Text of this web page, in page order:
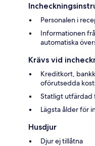
Personalen i
Informationen
automatiska
Krävs vid
Kreditkort,
oförutsedda
Statligt utfärdad
Lägsta ålder för
Husdjur
Djur ej tillåtna